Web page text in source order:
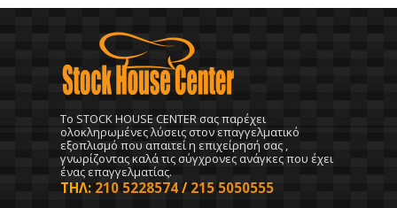
To STOCK HOUSE CENTER σας παρέχει
ολοκληρωμένες λύσεις στον επαγγελματικό
εξοπλισμό που απαιτεί η επιχείρησή σας ,
γνωρίζοντας καλά τις σύγχρονες ανάγκες που έχει
ένας επαγγελματίας.
ΤΗΛ: 210 5228574 / 215 5050555